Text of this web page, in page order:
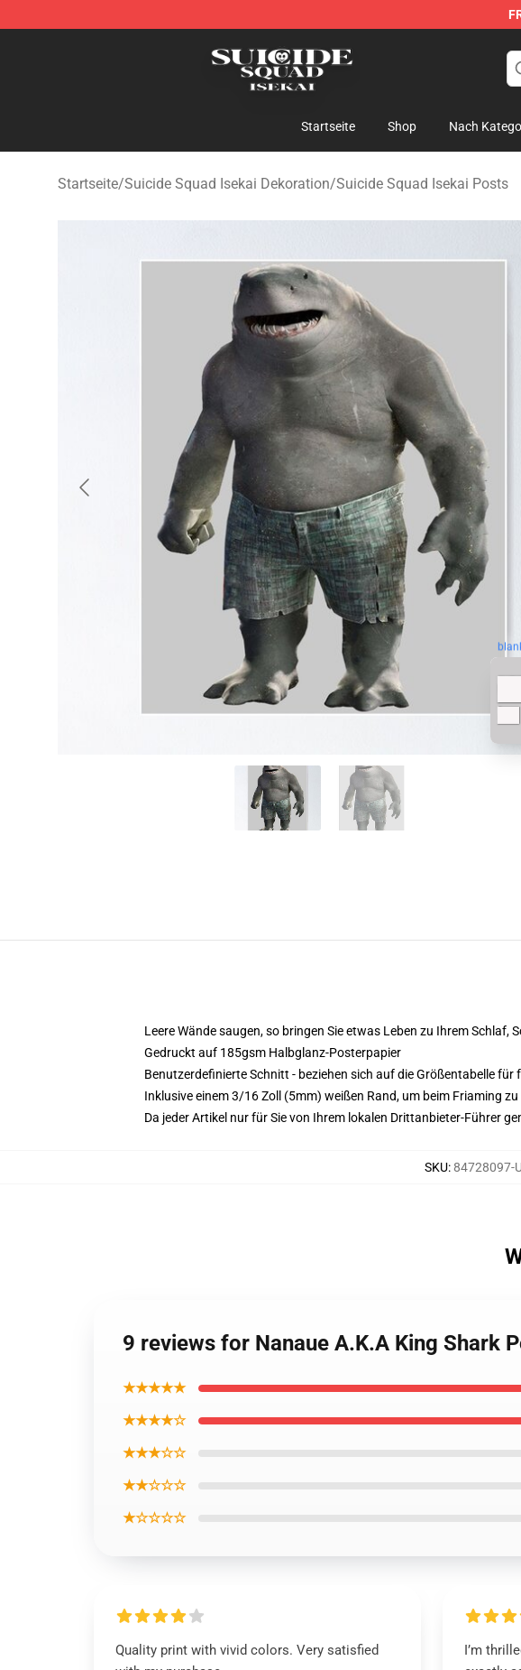
Startseite Shop Nach
Startseite/Suicide Squad Isekai Dekoration/Suicide Squad Isekai Posts
Leere Wände saugen, so bringen Sie etwas Leben zu Ihrem Schlaf,
Gedruckt auf 185gsm Halbglanz-Posterpapier
Benutzerdefinierte Schnitt - beziehen sich auf die Größentabelle für
Inklusive einem 3/16 Zoll (5mm) weißen Rand, um beim Friaming zu
Da jeder Artikel nur für Sie von Ihrem lokalen Drittanbieter-Führer
SKU:84728097-
9 reviews for Nanaue A.K.A King Shark
★★★★★
★★★★☆
★★★☆☆
★★☆☆☆
★☆☆☆☆
Quality print with vivid colors. Very satisfied
I’m